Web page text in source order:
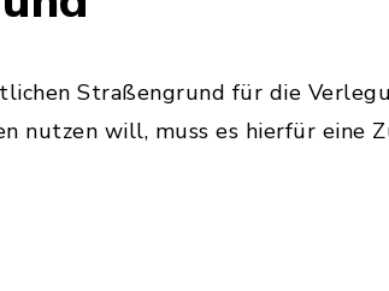
Straßengrund für die
nutzen will, muss es hierfür eine